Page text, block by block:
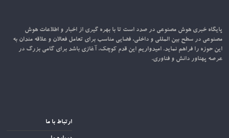
پایگاه خبری هوش مصنوعی در صدد است تا با بهره گیری از اخبار و اطلاعات هوش
مصنوعی در سطح بین المللی و داخلی، فضایی مناسب برای تعامل فعالان و علاقه مندان به
این حوزه را فراهم نماید. امیدواریم این قدم کوچک، آغازی باشد برای گامی بزرگ در
عرصه پهناور دانش و فناوری.
ارتباط با ما